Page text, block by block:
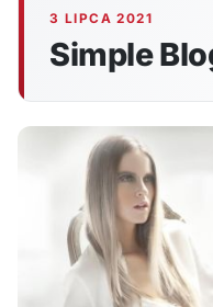
3 LIPCA 2021
Simple